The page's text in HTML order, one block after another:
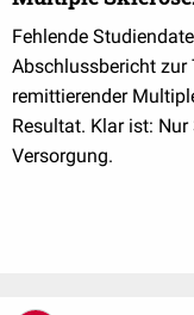
Fehlende
Abschlussbericht
remittierender
Resultat. Klar ist:
Versorgung.